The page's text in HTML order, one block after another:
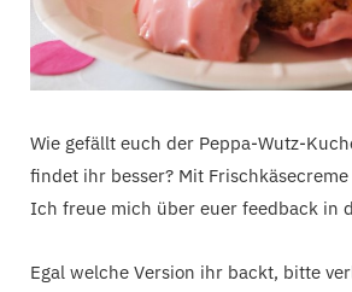
Wie gefällt euch der Peppa-Wutz-
findet ihr besser? Mit
Ich freue mich über euer feedback in
Egal welche Version ihr backt, bitte